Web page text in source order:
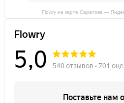
Flowry на карте Саратова —